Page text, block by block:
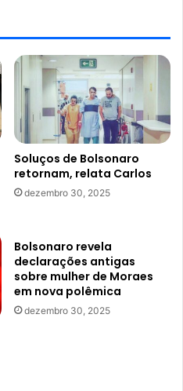
Soluços de Bolsonaro
retornam, relata Carlos
dezembro 30, 2025
Bolsonaro revela
declarações antigas
sobre mulher de Moraes
em nova polêmica
dezembro 30, 2025